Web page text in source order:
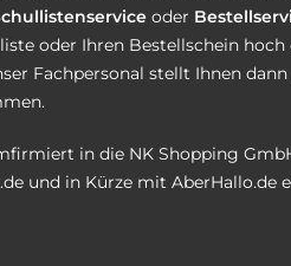
oder
oder Ihren Bestellschein
Fachpersonal stellt Ihnen
in die NK Shopping
und in Kürze mit AberHallo.de